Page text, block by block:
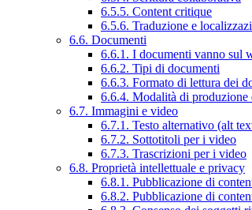
6.5.5. Content critique
6.5.6. Traduzione e
6.6. Documenti
6.6.1. I documenti vanno sul
6.6.2. Tipi di documenti
6.6.3. Formato di lettura dei
6.6.4. Modalità di produzione
6.7. Immagini e video
6.7.1. Testo alternativo (alt
6.7.2. Sottotitoli per i video
6.7.3. Trascrizioni per i video
6.8. Proprietà intellettuale e privacy
6.8.1. Pubblicazione di
6.8.2. Pubblicazione di